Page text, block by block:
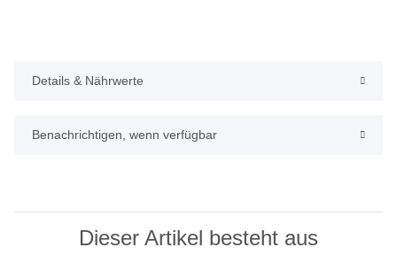
Details & Nährwerte
Benachrichtigen, wenn verfügbar
Dieser Artikel besteht aus